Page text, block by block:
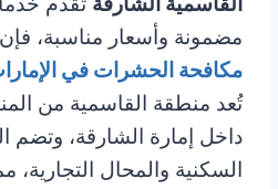
مضمونة وأسعار مناسبة، فإن
مكافحة الحشرات في
تُعد منطقة القاسمية من
داخل إمارة الشارقة، وتضم
السكنية والمحال التجارية،